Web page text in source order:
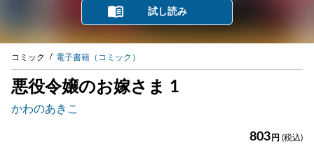
試し読み
コミック 電子書籍（コミック）
悪役令嬢のお嫁さま 1
かわのあきこ
803 円 (税込)